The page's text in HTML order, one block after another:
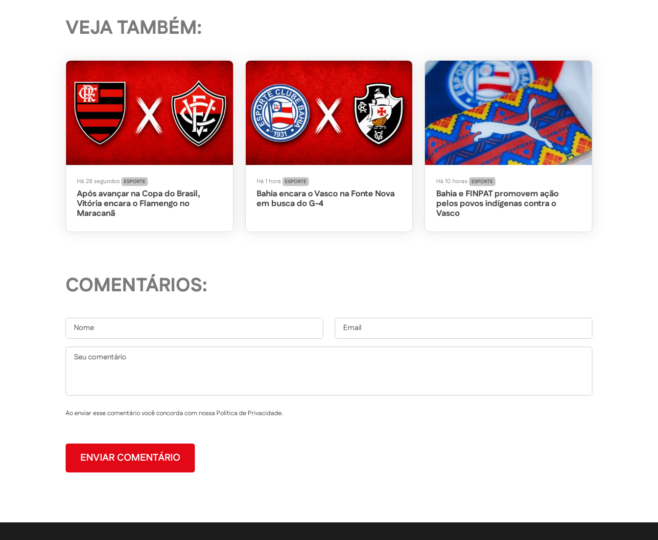
VEJA TAMBÉM:
Há 28 segundos ESPORTE
Após avançar na Copa do Brasil,
Vitória encara o Flamengo no
Maracanã
Há 1 hora ESPORTE
Bahia encara o Vasco na Fonte Nova
em busca do G-4
Há 10 horas ESPORTE
Bahia e FINPAT promovem ação
pelos povos indígenas contra o
Vasco
COMENTÁRIOS:
Ao enviar esse comentário você concorda com nossa Política de Privacidade.